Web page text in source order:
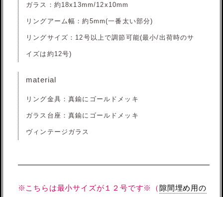
ガラス：約18x13mm/12x10mm
リングアーム幅：約5mm(一番太い部分)
リングサイズ：12号以上で調節可能(最小/出荷時のサ
イズは約12号)
material
リング金具：真鍮にゴールドメッキ
ガラス台座：真鍮にゴールドメッキ
ヴィンテージガラス
※こちらは最小サイズが１２号です※（ 隙間埋め用の